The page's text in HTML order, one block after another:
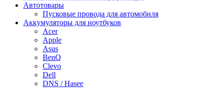
Автотовары
Пусковые провода для автомобиля
Аккумуляторы для ноутбуков
Acer
Apple
Asus
BenQ
Clevo
Dell
DNS / Hasee